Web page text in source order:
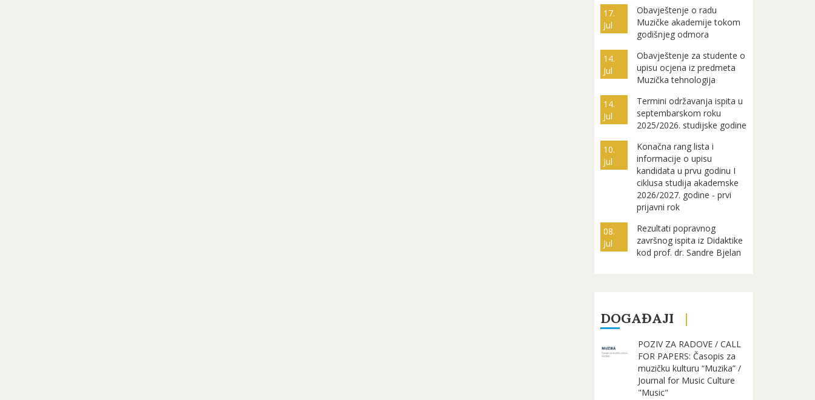
17.
Jul
Obavještenje o radu
Muzičke akademije tokom
godišnjeg odmora
14.
Jul
Obavještenje za studente o
upisu ocjena iz predmeta
Muzička tehnologija
14.
Jul
Termini održavanja ispita u
septembarskom roku
2025/2026. studijske godine
10.
Jul
Konačna rang lista i
informacije o upisu
kandidata u prvu godinu I
ciklusa studija akademske
2026/2027. godine - prvi
prijavni rok
08.
Jul
Rezultati popravnog
završnog ispita iz Didaktike
kod prof. dr. Sandre Bjelan
DOGAĐAJI
POZIV ZA RADOVE / CALL
FOR PAPERS: Časopis za
muzičku kulturu “Muzika” /
Journal for Music Culture
"Music"